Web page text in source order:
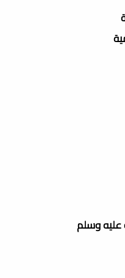
وسلم